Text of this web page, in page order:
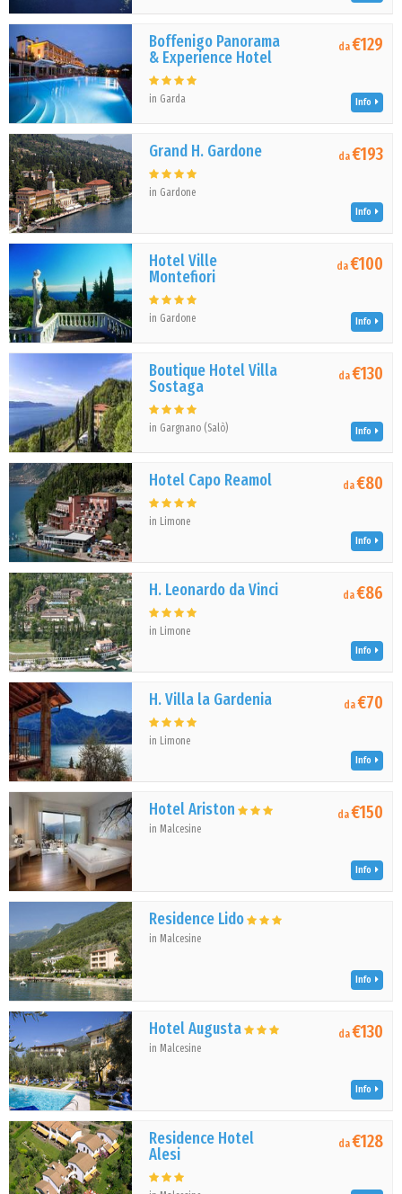
Boffenigo Panorama
& Experience Hotel
in Garda
da€129
Info
Grand H. Gardone
in Gardone
da€193
Info
Hotel Ville
Montefiori
in Gardone
da€100
Info
Boutique Hotel Villa
Sostaga
in Gargnano (Salò)
da€130
Info
Hotel Capo Reamol
in Limone
da€80
Info
H. Leonardo da Vinci
in Limone
da€86
Info
H. Villa la Gardenia
in Limone
da€70
Info
Hotel Ariston
in Malcesine
da€150
Info
Residence Lido
in Malcesine
Info
Hotel Augusta
in Malcesine
da€130
Info
Residence Hotel
Alesi
da€128